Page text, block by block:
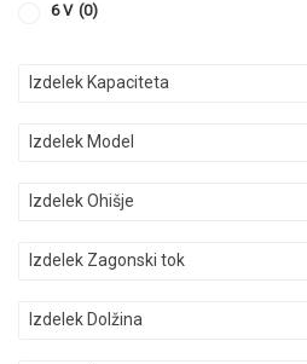
6 V (0)
Izdelek Kapaciteta
Izdelek Model
Izdelek Ohišje
Izdelek Zagonski tok
Izdelek Dolžina